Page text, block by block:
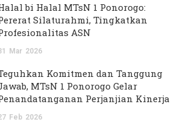
bi Halal MTsN 1 Ponorogo:
Silaturahmi, Tingkatkan
ASN
Mar 2026
Komitmen dan Tanggung
MTsN 1 Ponorogo Gelar
Perjanjian Kinerja
Feb 2026